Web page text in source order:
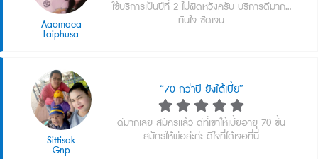
Aaomaea
Laiphusa
ใช้บริการเป็นปีที่ 2 ไม่ผิดหวังครับ บริการดีมาก...
ทันใจ ชัดเจน
Sittisak
Gnp
“70 กว่าปี ยังได้เบี้ย”
ดีมากเลย สมัครเเล้ว ดีที่เขาให้เบี้ยอายุ 70 ขึ้น
สมัครให้พ่อล่ะค่ะ ดีใจที่ได้เจอที่นี่